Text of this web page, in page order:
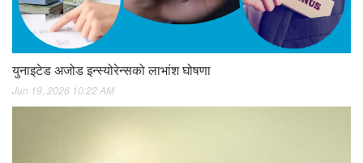
युनाइटेड अजोड इन्स्योरेन्सको लाभांश घोषणा
Jun 19, 2026 10:22 AM